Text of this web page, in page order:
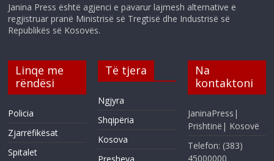
Janina Press është agjenci e pavarur lajmesh alternative e
regjistruar pranë Ministrisë së Tregtisë dhe Industrisë së
Republikës së Kosovës.
Linqe me
rëndësi
Policia
Zjarrëfikësat
Spitalet
Të tjera
Ngjyra
Shqipëria
Kosova
Presheva
Na
kontaktoni
JaninaPress|
Prishtinë| Kosovë
Telefon: (383)
45000000